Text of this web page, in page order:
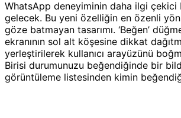
WhatsApp deneyiminin daha ilgi çekici
gelecek. Bu yeni özelliğin en özenli
göze batmayan tasarımı. ‘Beğen’
ekranının sol alt köşesine dikkat
yerleştirilerek kullanıcı arayüzünü
Birisi durumunuzu beğendiğinde bir
görüntüleme listesinden kimin